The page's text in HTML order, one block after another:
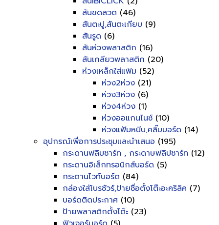
สันขดลวด (46)
สันตะปู,สันตะเกียบ (9)
สันรูด (6)
สันห่วงพลาสติก (16)
สันเกลียวพลาสติก (20)
ห่วงเหล็กใส่แฟ้ม (52)
ห่วง2ห่วง (21)
ห่วง3ห่วง (6)
ห่วง4ห่วง (1)
ห่วงออแกนไนซ์ (10)
ห่วงแฟ้มหนีบ,คลิ๊บบอร์ด (14)
อุปกรณ์เพื่อการประชุมและนำเสนอ (195)
กระดานฟลิบชาร์ท , กระดาษฟลิปชาร์ท (12)
กระดานอิเล็กทรอนิกส์บอร์ด (5)
กระดานไวท์บอร์ด (84)
กล่องใส่โบรชัวร์,ป้ายชื่อตั้งโต๊ะอะคริลิค (7)
บอร์ดติดประกาศ (10)
ป้ายพลาสติกตั้งโต๊ะ (23)